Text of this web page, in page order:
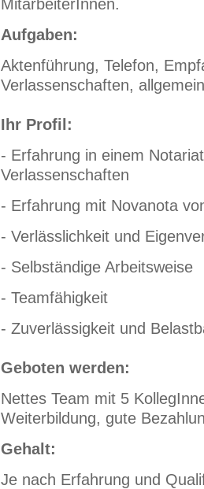
MitarbeiterInnen.
Aufgaben:
Aktenführung, Telefon,
Verlassenschaften,
Ihr Profil:
- Erfahrung in einem
Verlassenschaften
- Erfahrung mit Novanota
- Verlässlichkeit und
- Selbständige Arbeitsweise
- Teamfähigkeit
- Zuverlässigkeit und
Geboten werden:
Nettes Team mit 5
Weiterbildung, gute
Gehalt:
Je nach Erfahrung und